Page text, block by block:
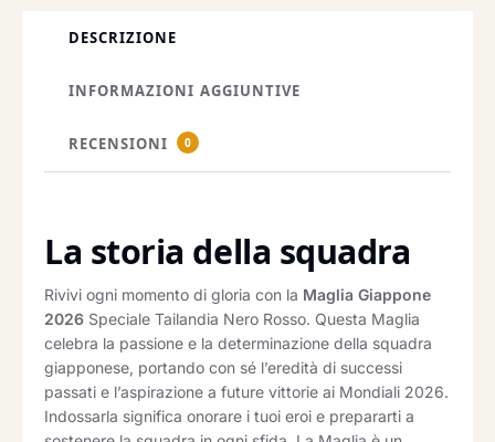
DESCRIZIONE
INFORMAZIONI AGGIUNTIVE
RECENSIONI 0
La storia della squadra
Rivivi ogni momento di gloria con la Maglia Giappone
2026 Speciale Tailandia Nero Rosso. Questa Maglia
celebra la passione e la determinazione della squadra
giapponese, portando con sé l’eredità di successi
passati e l’aspirazione a future vittorie ai Mondiali 2026.
Indossarla significa onorare i tuoi eroi e prepararti a